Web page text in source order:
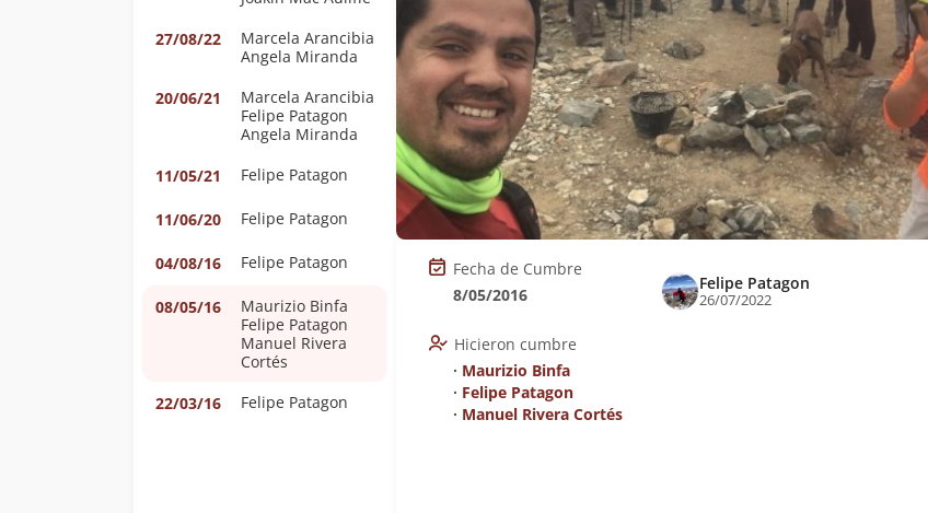
27/08/22
Marcela Arancibia
Angela Miranda
20/06/21
Marcela Arancibia
Felipe Patagon
Angela Miranda
11/05/21
Felipe Patagon
11/06/20 Felipe Patagon
04/08/16 Felipe Patagon
08/05/16
Maurizio Binfa
Felipe Patagon
Manuel Rivera
Cortés
22/03/16
Felipe Patagon
Fecha de Cumbre
8/05/2016
Hicieron cumbre
∙ Maurizio Binfa
∙ Felipe Patagon
∙ Manuel Rivera Cortés
Felipe Patagon
26/07/2022